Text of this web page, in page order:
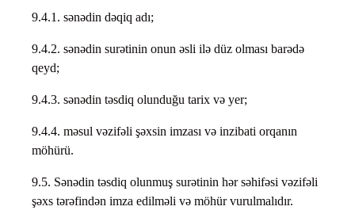
9.4.1. sənədin dəqiq adı;
9.4.2. sənədin surətinin onun əsli ilə düz olması barədə
qeyd;
9.4.3. sənədin təsdiq olunduğu tarix və yer;
9.4.4. məsul vəzifəli şəxsin imzası və inzibati orqanın
möhürü.
9.5. Sənədin təsdiq olunmuş surətinin hər səhifəsi vəzifəli
şəxs tərəfindən imza edilməli və möhür vurulmalıdır.